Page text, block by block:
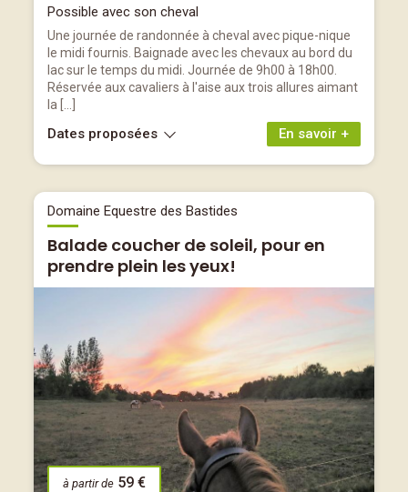
Possible avec son cheval
Une journée de randonnée à cheval avec pique-nique
le midi fournis. Baignade avec les chevaux au bord du
lac sur le temps du midi. Journée de 9h00 à 18h00.
Réservée aux cavaliers à l'aise aux trois allures aimant
la […]
En savoir +
Dates proposées
Domaine Equestre des Bastides
Balade coucher de soleil, pour en
prendre plein les yeux!
à partir de 59 €